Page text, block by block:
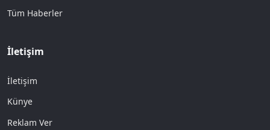
Tüm Haberler
İletişim
İletişim
Künye
Reklam Ver